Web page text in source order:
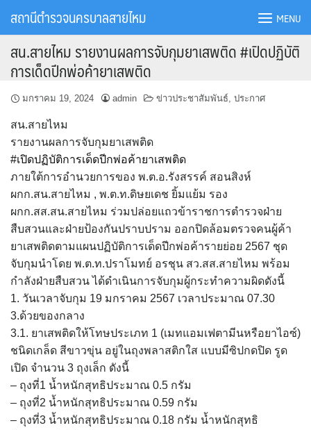
สถานีตำรวจนครบาลสายไหม MENU
สน.สายไหม รายงานผลการจับกุมยาเสพติด #เปิดปฏิบัติ
การเด็ดปีกพ่อค้ายาเสพติด
มกราคม 19, 2024 admin ข่าวประชาสัมพันธ์, ประกาศ
สน.สายไหม
รายงานผลการจับกุมยาเสพติด
#เปิดปฏิบัติการเด็ดปีกพ่อค้ายาเสพติด
ภายใต้การอำนวยการของ พ.ต.อ.รังสรรค์ สอนสิงห์
ผกก.สน.สายไหม , พ.ต.ท.ดิษยเดช ยิ้มแย้ม รอง
ผกก.สส.สน.สายไหม ร่วมปล่อยแถวข้าราชการตำรวจฝ่าย
สืบสวนและฝ่ายป้องกันปราบปราม ออกปิดล้อมตรวจคนผู้ค้า
ยาเสพติดตามแผนปฏิบัติการเด็ดปีกพ่อค้ารายย่อย 2567 ชุด
จับกุมนำโดย พ.ต.ท.ปราโมทย์ อรชุน สว.สส.สายไหม พร้อม
กำลังฝ่ายสืบสวน ได้ดำเนินการจับกุมผู้กระทำความผิดดังนี้
1. วันเวลาจับกุม 19 มกราคม 2567 เวลาประมาณ 07.30
3.ด้วยของกลาง
3.1. ยาเสพติดให้โทษประเภท 1 (เมทแอมเฟตามีนหรือยาไอซ์)
ชนิดเกล็ด สีขาวขุ่น อยู่ในถุงพลาสติกใส แบบมีซิปกดปิด รูด
เปิด จำนวน 3 ถุงเล็ก ดังนี้
– ถุงที่1 น้ำหนักสุทธิประมาณ 0.5 กรัม
– ถุงที่2 น้ำหนักสุทธิประมาณ 0.59 กรัม
– ถุงที่3 น้ำหนักสุทธิประมาณ 0.18 กรัม น้ำหนักสุทธิ